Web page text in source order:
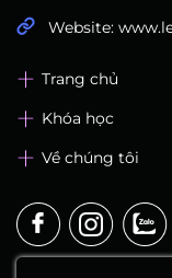
Website:
Trang chủ
Khóa học
Về chúng tôi